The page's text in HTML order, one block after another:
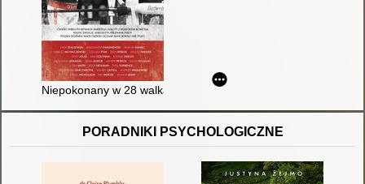
Niepokonany w 28 walkach
PORADNIKI PSYCHOLOGICZNE